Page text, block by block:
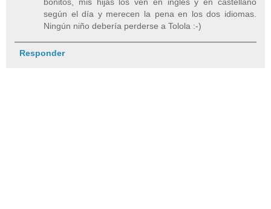
según el día y merecen la pena en los dos idiomas.
Ningún niño debería perderse a Tolola :-)
Responder